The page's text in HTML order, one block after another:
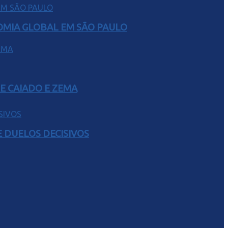
CAIADO E ZEMA
GLOBAL EM SÃO PAULO
DECISIVOS